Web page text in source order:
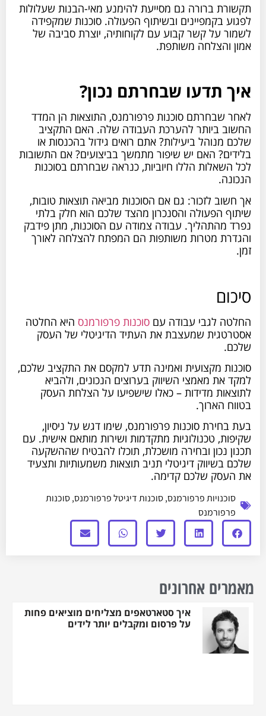
תקשורת ברורה גם מסייעת להימנע מאי-הבנות שעלולות
לפגוע בקמפיינים ובשיתוף הפעולה. סוכנות שמקפידה
לשמור על קשר קבוע עם לקוחותיה, יוצרת סביבה של
אמון והצלחה משותפת.
איך תדעו שבחרתם נכון?
לאחר שבחרתם סוכנות פרפורמנס, התוצאות הן המדד
החשוב ביותר להערכת העבודה שלה. האם התקציב
שלכם מנוהל ביעילות? אתם רואים גידול בהכנסות או
בלידים? האם יש שיפור מתמשך בביצועים? אם התשובות
לכל השאלות הללו חיוביות, כנראה שבחרתם בסוכנות
הנכונה.
אך חשוב לזכור: גם אם הסוכנות מביאה תוצאות טובות,
שיתוף הפעולה והסנכרון מהצד שלכם הוא חלק בלתי
נפרד מהתהליך. עבודה צמודה עם הסוכנות, מתן פידבק
והגדרת מטרות משותפות הם המפתח להצלחה לאורך
זמן.
סיכום
החלטה לגבי עבודה עם סוכנות פרפורמנס היא החלטה
אסטרטגית שמעצבת את העתיד הדיגיטלי של העסק
שלכם.
סוכנות מקצועית ואמינה תדע למקסם את התקציב שלכם,
למקד את מאמצי השיווק בערוצים הנכונים, ולהביא
לתוצאות מדידות – כאלו שישפיעו על הצלחת העסק
בטווח הארוך.
בעת בחירת סוכנות פרפורמנס, שימו דגש על ניסיון,
שקיפות, טכנולוגיות מתקדמות ושירות מותאם אישית. עם
תכנון נכון ובחירה מושכלת, תוכלו להבטיח שההשקעה
שלכם בשיווק דיגיטלי תניב תוצאות משמעותיות ותצעיד
את העסק שלכם קדימה.
סוכנויות פרפורמנס,סוכנות דיגיטל פרפורמנס,סוכנות
פרפורמנס
מאמרים אחרונים
איך סטארטאפים מצליחים מוציאים פחות
על פרסום ומקבלים יותר לידים